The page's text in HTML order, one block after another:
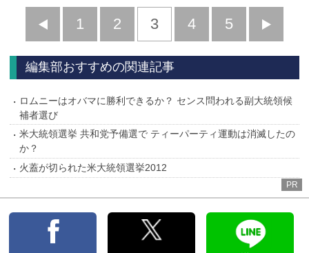
前
へ
1 2 3 4 5
へ
編集部おすすめの関連記事
ロムニーはオバマに勝利できるか？ センス問われる副大統領候
補者選び
米大統領選挙 共和党予備選で ティーパーティ運動は消滅したの
か？
火蓋が切られた米大統領選挙2012
PR